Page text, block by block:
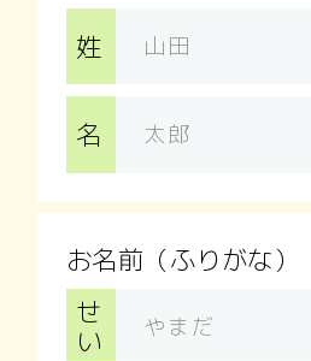
姓
名
お名前（ふりがな）
せ
い